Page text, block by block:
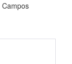
Campos